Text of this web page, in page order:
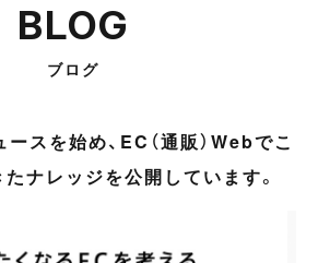
BLOG
ブログ
スを始め、EC（通販）Webでこ
ナレッジを公開しています。